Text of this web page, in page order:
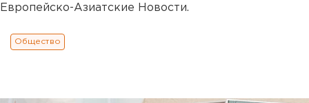
Европейско-Азиатские Новости.
Общество